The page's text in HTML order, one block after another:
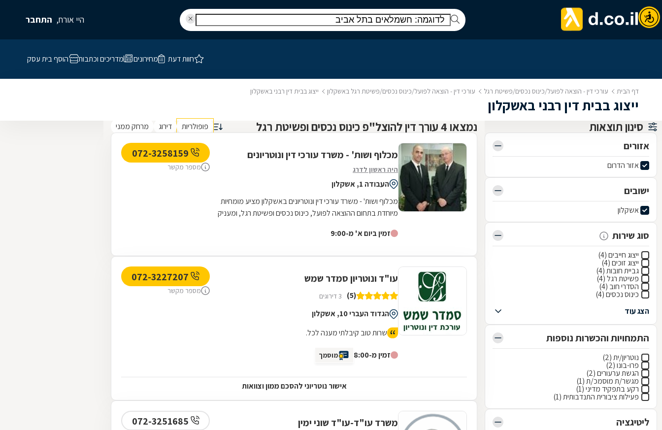
היי אורח, התחבר
חוות דעת מחירונים מדריכים וכתבות הוסף בית עסק
דף הבית עורכי דין - הוצאה לפועל/כינוס נכסים/פשיטת רגל עורכי דין - הוצאה לפועל/כינוס נכסים/פשיטת רגל באשקלון ייצוג בבית דין רבני באשקלון
ייצוג בבית דין רבני באשקלון
סינון תוצאות
אזורים
אזור הדרום
ישובים
אשקלון
סוג שירות
ייצוג חייבים (4)
ייצוג זוכים (4)
גביית חובות (4)
פשיטת רגל (4)
הסדרי חוב (4)
כינוס נכסים (4)
הצג עוד
התמחויות והכשרות נוספות
נוטריון/ית (2)
פרו-בונו (2)
הגשת ערעורים (2)
מגשר/ת מוסמכ/ת (1)
רקע בתפקיד מדיני (1)
פעילות ציבורית התנדבותית (1)
ליטיגציה
נמצאו 4 עורך דין להוצל"פ כינוס נכסים ופשיטת רגל פופולריות דירוג מרחק ממני
מכלוף ושות' - משרד עורכי דין ונוטריונים
היה ראשון לדרג
העבודה 1, אשקלון
מכלוף ושות' - משרד עורכי דין ונוטריונים באשקלון מציע מומחיות
מיוחדת בתחום ההוצאה לפועל, כינוס נכסים ופשיטת רגל, ומעניק
זמין ביום א' מ-9:00
מספר מקשר
עו"ד ונוטריון סמדר שמש
(5) 3 דירוגים
הגדוד העברי 10, אשקלון
שרות טוב קיבלתי מענה לכל.
זמין מ-8:00 מוסמך
מספר מקשר
אישור נוטריוני להסכם ממון וצוואות
משרד עו"ד-עו"ד שוני ימין